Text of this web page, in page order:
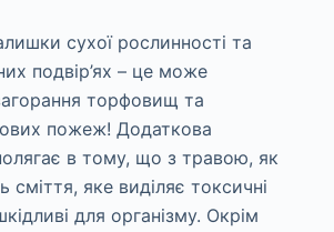
сухої рослинності та
подвір’ях – це може
торфовищ та
пожеж! Додаткова
в тому, що з травою, як
сміття, яке виділяє токсичні
для організму. Окрім